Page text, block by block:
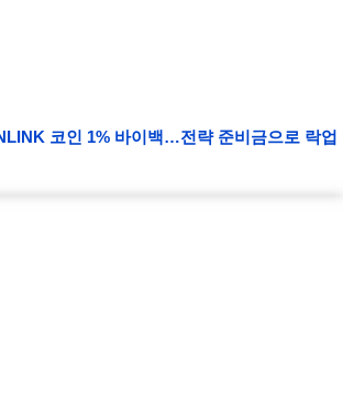
코인 1% 바이백…전략 준비금으로 락업